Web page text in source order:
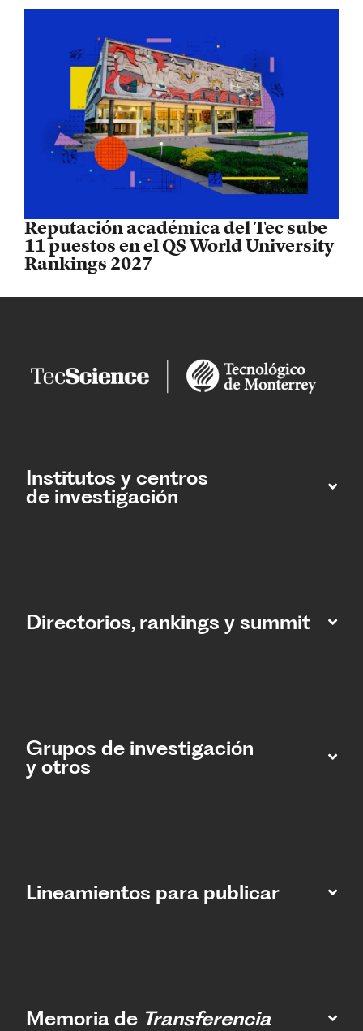
Reputación académica del Tec sube
11 puestos en el QS World University
Rankings 2027
Institutos y centros
de investigación
Directorios, rankings y summit
Grupos de investigación
y otros
Lineamientos para publicar
Memoria de Transferencia